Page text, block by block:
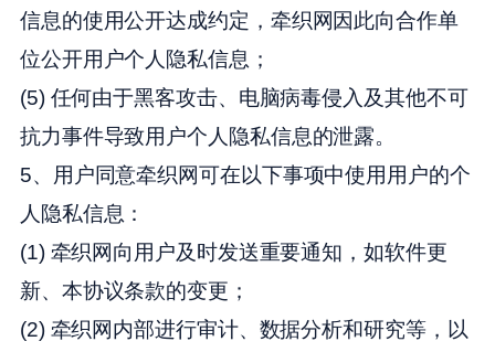
信息的使用公开达成约定，牵织网因此向合作单
位公开用户个人隐私信息；
(5) 任何由于黑客攻击、电脑病毒侵入及其他不可
抗力事件导致用户个人隐私信息的泄露。
5、用户同意牵织网可在以下事项中使用用户的个
人隐私信息：
(1) 牵织网向用户及时发送重要通知，如软件更
新、本协议条款的变更；
(2) 牵织网内部进行审计、数据分析和研究等，以